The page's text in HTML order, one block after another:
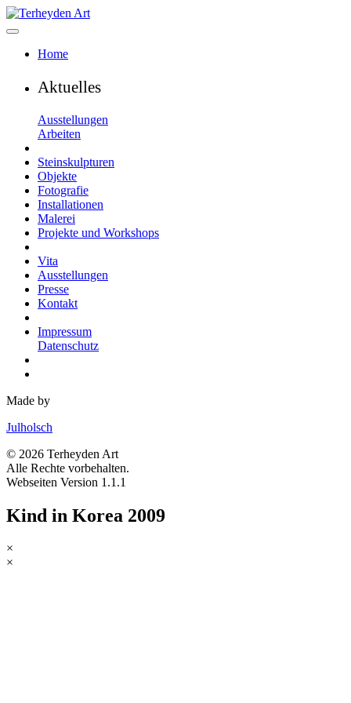
Home
Aktuelles
Ausstellungen
Arbeiten
Steinskulpturen
Objekte
Fotografie
Installationen
Malerei
Projekte und Workshops
Vita
Ausstellungen
Presse
Kontakt
Impressum
Datenschutz
Made by
Julholsch
© 2026 Terheyden Art
Alle Rechte vorbehalten.
Webseiten Version 1.1.1
Kind in Korea 2009
×
×